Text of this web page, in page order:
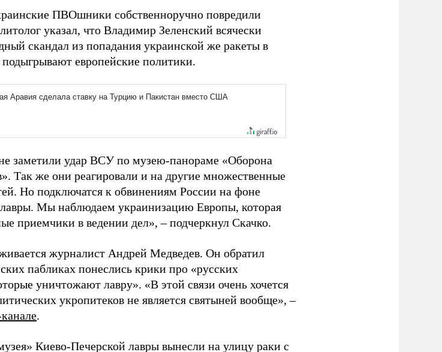
ПВОшники собственноручно повредили
указал, что Владимир Зеленский всячески
скандал из попадания украинской же ракеты в
европейские политики.
заметили удар ВСУ по музею-панораме «Оборона
Так же они реагировали и на другие множественные
Но подключатся к обвинениям России на фоне
Мы наблюдаем украинизацию Европы, которая
приемчики в ведении дел», – подчеркнул Скачко.
журналист Андрей Медведев. Он обратил
пабликах понеслись крики про «русских
уничтожают лавру». «В этой связи очень хочется
укропитеков не является святыней вообще», –
.
Киево-Печерской лавры вынесли на улицу раки с